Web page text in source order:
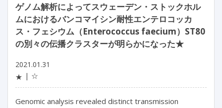
ゲノム解析によってスウェーデン・ストックホル
ムにおけるバンコマイシン耐性エンテロコッカ
ス・フェシウム（Enterococcus faecium）ST80
の別々の伝播クラスターが明らかになった★
2021.01.31
★
☆
Genomic analysis revealed distinct transmission